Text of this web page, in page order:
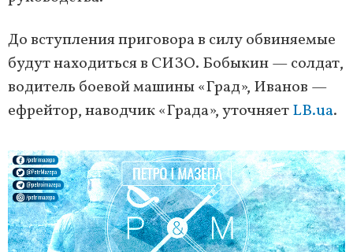
До вступления приговора в силу обвиняемые
будут находиться в СИЗО. Бобыкин — солдат,
водитель боевой машины «Град», Иванов —
ефрейтор, наводчик «Града», уточняетLB.ua.